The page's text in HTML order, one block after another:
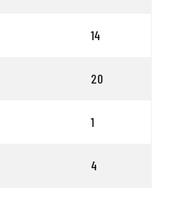
14
20
1
4